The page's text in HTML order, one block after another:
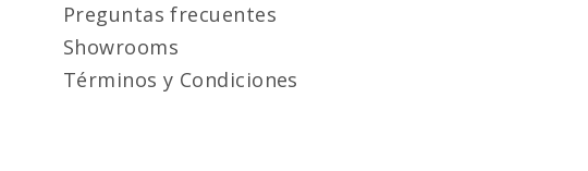
Preguntas frecuentes
Showrooms
Términos y Condiciones